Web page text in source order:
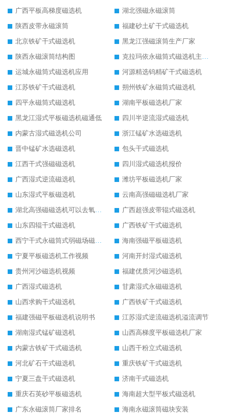
广西平板高梯度磁选机
湖北强磁永磁滚筒
陕西皮带永磁滚筒
福建砂土矿干式磁选机
北京铁矿干式磁选机
黑龙江强磁滚筒生产厂家
陕西永磁滚筒结构图
克拉玛依永磁筒式磁选机主要技术参数
运城永磁筒式磁选机应用
河源精选钨精矿干式磁选机
江苏铁矿干式磁选机
朔州铁矿永磁筒式磁选机
四平永磁筒式磁选机
湖南平板磁选机厂家
黑龙江湿式平板磁选机磁通低
四川半逆流湿式磁选机
内蒙古湿式磁选机公司
浙江锰矿水选磁选机
晋中锰矿水选磁选机
包头干式磁选机
江西干式强磁磁选机
四川湿式磁选机报价
广西湿式逆流磁选机
潍坊平板磁选机厂家
山东湿式平板磁选机
云南高强磁磁选机厂家
湖北高强磁磁选机可以去氧化铝
广西超强皮带辊式磁选机
山东四辊干式磁选机
广西铁矿干式磁选机
西宁干式永磁筒式弱磁场磁选机结构图
海南强磁平板磁选机
宁夏平板磁选机工作视频
河南开封湿式磁选机
贵州河沙磁选机视频
福建优质河沙磁选机
广西湿式磁选机
甘肃湿式永磁磁选机
山西求购干式磁选机
广西铁矿干式磁选机
福建强磁平板磁选机说明书
江苏湿式逆流磁选机溢流调节
湖南湿式锰矿磁选机
山西高梯度平板磁选机厂家
内蒙古铁矿干式磁选机
山西干粉立式磁选机
河北矿石干式磁选机
重庆铁矿干式磁选机
宁夏三盘干式磁选机
济南干式磁选机
重庆石英砂平板磁选机
海南超大型平板式磁选机
广东永磁滚筒厂家排名
海南永磁滚筒磁块安装